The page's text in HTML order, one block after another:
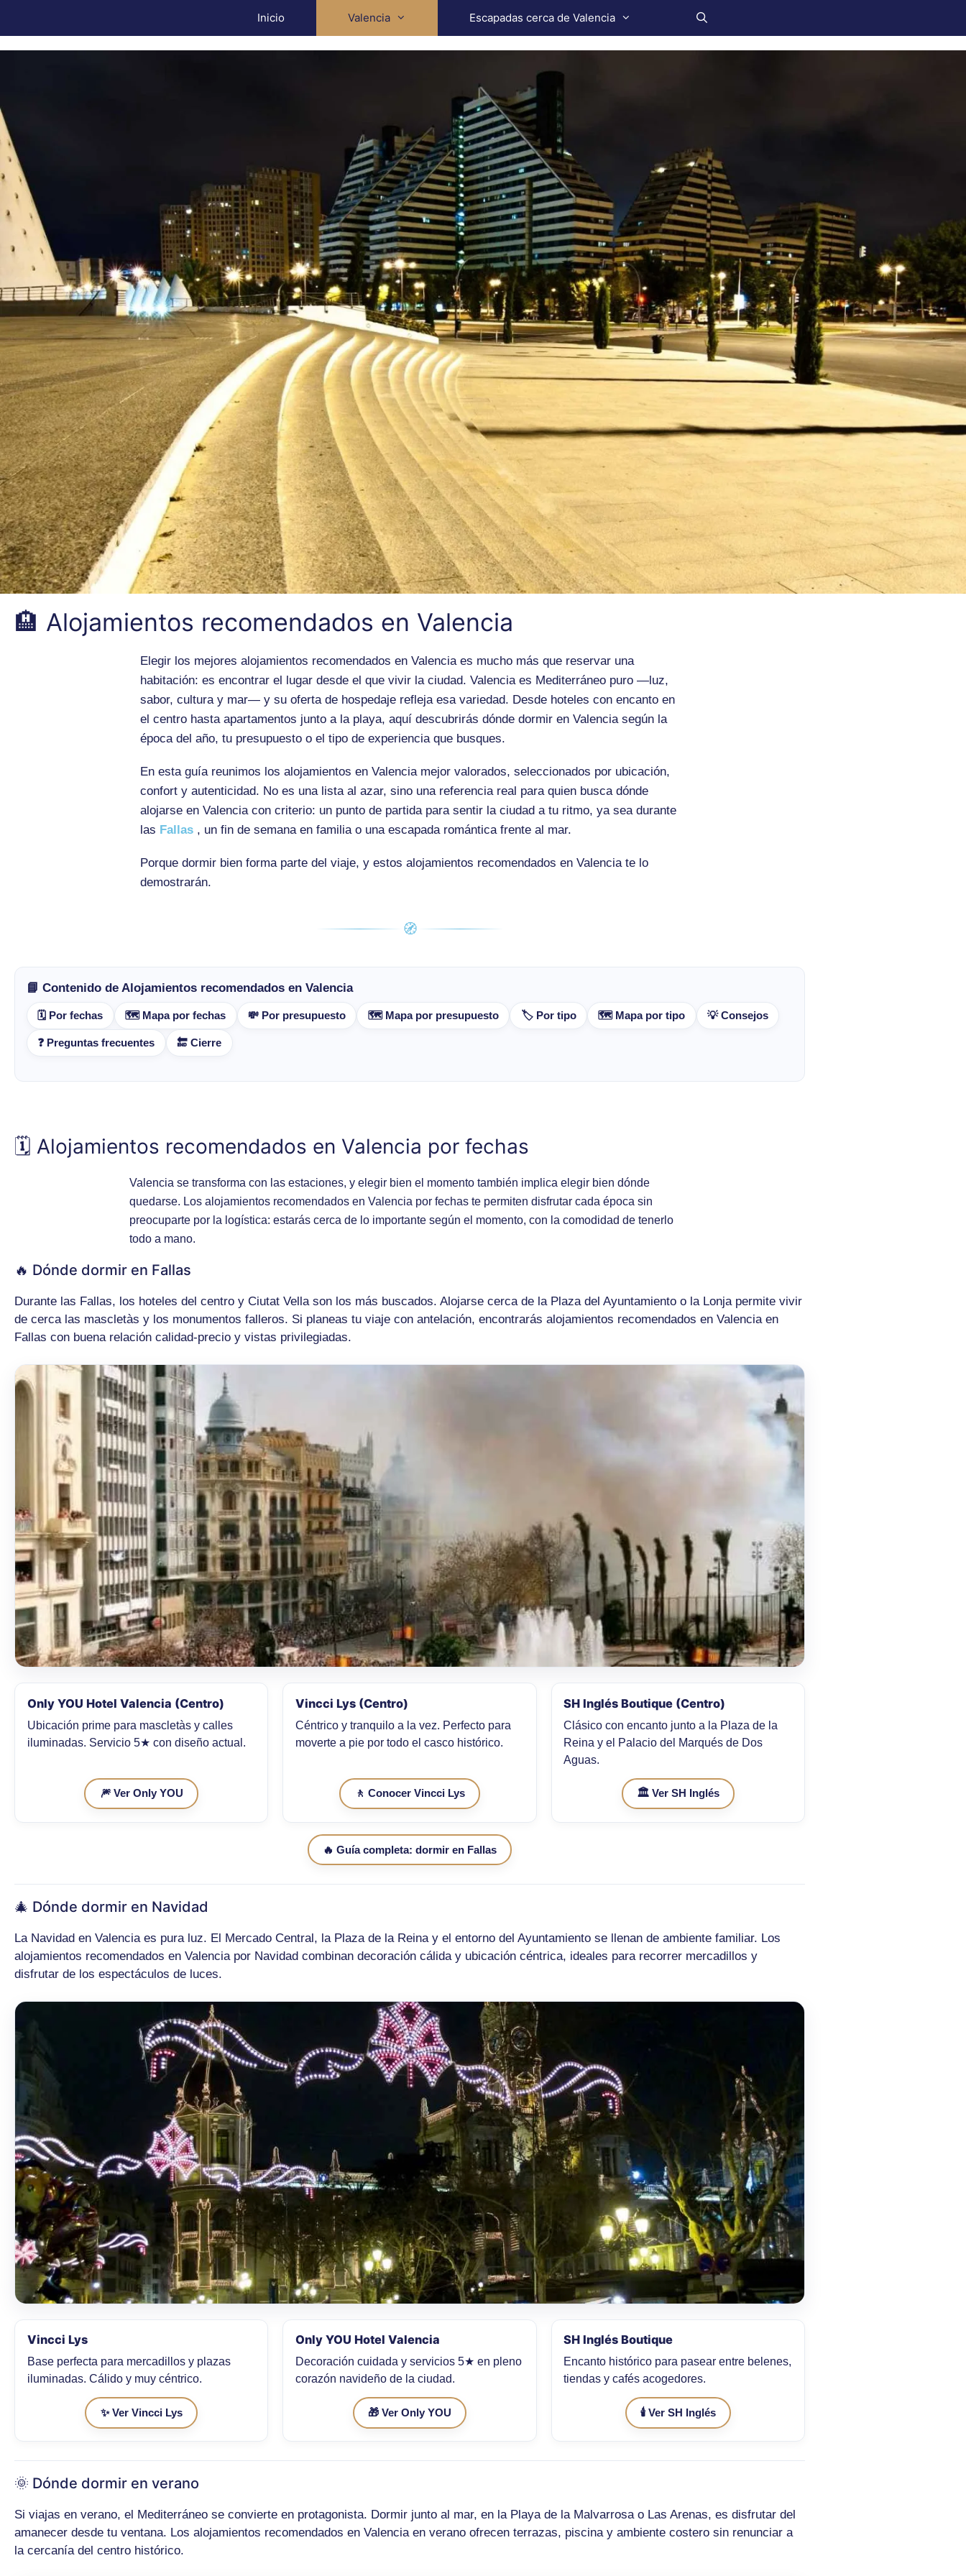
Inicio Valencia Escapadas cerca de Valencia
🏨 Alojamientos recomendados en Valencia
Elegir los mejores alojamientos recomendados en Valencia es mucho más que reservar una
habitación: es encontrar el lugar desde el que vivir la ciudad. Valencia es Mediterráneo puro —luz,
sabor, cultura y mar— y su oferta de hospedaje refleja esa variedad. Desde hoteles con encanto en
el centro hasta apartamentos junto a la playa, aquí descubrirás dónde dormir en Valencia según la
época del año, tu presupuesto o el tipo de experiencia que busques.
En esta guía reunimos los alojamientos en Valencia mejor valorados, seleccionados por ubicación,
confort y autenticidad. No es una lista al azar, sino una referencia real para quien busca dónde
alojarse en Valencia con criterio: un punto de partida para sentir la ciudad a tu ritmo, ya sea durante
las Fallas , un fin de semana en familia o una escapada romántica frente al mar.
Porque dormir bien forma parte del viaje, y estos alojamientos recomendados en Valencia te lo
demostrarán.
🧭
📘 Contenido de Alojamientos recomendados en Valencia
🗓️ Por fechas 🗺️ Mapa por fechas 💸 Por presupuesto 🗺️ Mapa por presupuesto 🏷️ Por tipo 🗺️ Mapa por tipo 💡 Consejos
❓ Preguntas frecuentes 🔚 Cierre
🗓️ Alojamientos recomendados en Valencia por fechas
Valencia se transforma con las estaciones, y elegir bien el momento también implica elegir bien dónde
quedarse. Los alojamientos recomendados en Valencia por fechas te permiten disfrutar cada época sin
preocuparte por la logística: estarás cerca de lo importante según el momento, con la comodidad de tenerlo
todo a mano.
🔥 Dónde dormir en Fallas
Durante las Fallas, los hoteles del centro y Ciutat Vella son los más buscados. Alojarse cerca de la Plaza del Ayuntamiento o la Lonja permite vivir
de cerca las mascletàs y los monumentos falleros. Si planeas tu viaje con antelación, encontrarás alojamientos recomendados en Valencia en
Fallas con buena relación calidad-precio y vistas privilegiadas.
Only YOU Hotel Valencia (Centro)
Ubicación prime para mascletàs y calles
iluminadas. Servicio 5★ con diseño actual.
🎆 Ver Only YOU
Vincci Lys (Centro)
Céntrico y tranquilo a la vez. Perfecto para
moverte a pie por todo el casco histórico.
🚶 Conocer Vincci Lys
SH Inglés Boutique (Centro)
Clásico con encanto junto a la Plaza de la
Reina y el Palacio del Marqués de Dos
Aguas.
🏛️ Ver SH Inglés
🔥 Guía completa: dormir en Fallas
🎄 Dónde dormir en Navidad
La Navidad en Valencia es pura luz. El Mercado Central, la Plaza de la Reina y el entorno del Ayuntamiento se llenan de ambiente familiar. Los
alojamientos recomendados en Valencia por Navidad combinan decoración cálida y ubicación céntrica, ideales para recorrer mercadillos y
disfrutar de los espectáculos de luces.
Vincci Lys
Base perfecta para mercadillos y plazas
iluminadas. Cálido y muy céntrico.
✨ Ver Vincci Lys
Only YOU Hotel Valencia
Decoración cuidada y servicios 5★ en pleno
corazón navideño de la ciudad.
🎁 Ver Only YOU
SH Inglés Boutique
Encanto histórico para pasear entre belenes,
tiendas y cafés acogedores.
🕯️ Ver SH Inglés
🌞 Dónde dormir en verano
Si viajas en verano, el Mediterráneo se convierte en protagonista. Dormir junto al mar, en la Playa de la Malvarrosa o Las Arenas, es disfrutar del
amanecer desde tu ventana. Los alojamientos recomendados en Valencia en verano ofrecen terrazas, piscina y ambiente costero sin renunciar a
la cercanía del centro histórico.